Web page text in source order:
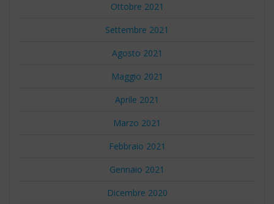
Ottobre 2021
Settembre 2021
Agosto 2021
Maggio 2021
Aprile 2021
Marzo 2021
Febbraio 2021
Gennaio 2021
Dicembre 2020